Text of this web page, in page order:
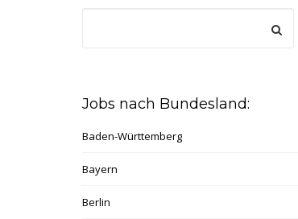
Jobs nach Bundesland:
Baden-Württemberg
Bayern
Berlin